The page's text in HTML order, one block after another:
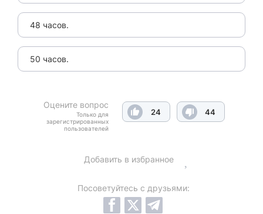
48 часов.
50 часов.
Оцените вопрос
Только для
зарегистрированных
пользователей
24 44
Добавить в избранное
Посоветуйтесь с друзьями: